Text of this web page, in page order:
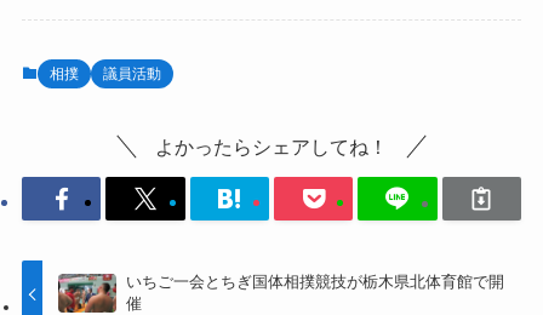
相撲 議員活動
よかったらシェアしてね！
いちご一会とちぎ国体相撲競技が栃木県北体育館で開
催